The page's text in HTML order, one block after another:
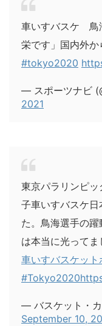
車いすバスケ 鳥
栄です」国内外
#tokyo2020
— スポーツナビ
2021
東京パラリンピ
子車いすバスケ
た。鳥海選手の
は本当に光ってま
車いすバスケット
#Tokyo2020
— バスケット・
September 10,